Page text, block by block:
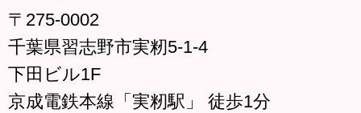
〒275-0002
千葉県習志野市実籾5-1-4
下田ビル1F
京成電鉄本線「実籾駅」 徒歩1分